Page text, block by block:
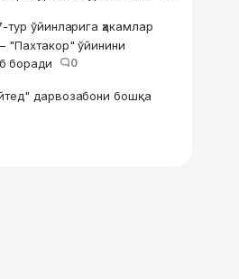
тур ўйинларига ҳакамлар
ўйинини
боради
0
дарвозабони бошқа